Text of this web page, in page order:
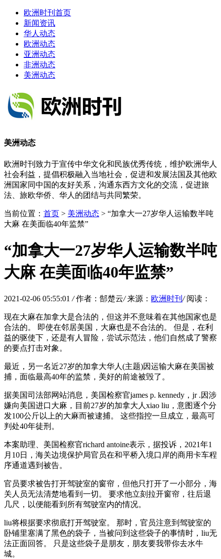
欧洲时刊首页
新闻资讯
华人动态
欧洲动态
亚洲动态
非洲动态
美洲动态
美洲动态
欧洲时刊致力于宣传中华文化和民族优秀传统，维护欧洲华人
社会利益，提倡积极融入当地社会，促进和发展法国及其他欧
洲国家同中国的友好关系，沟通东西方文化的交流，促进旅
法、旅欧华侨、华人的团结与共同繁荣。
当前位置： 首页 > 美洲动态 > “加拿大一27岁华人运输数半吨
大麻 在美面临40年监禁”
“加拿大一27岁华人运输数半吨
大麻 在美面临40年监禁”
2021-02-06 05:55:01/ 作者：郜楚云/ 来源： 欧洲时刊/ 阅读：
现在大麻在加拿大是合法的，但这并不意味着在其他国家也是
合法的。 即使在邻居美国，大麻也是不合法的。 但是，在利
益的驱使下，还是有人冒险，尝试示范法，他们自然成了警察
的要点打击对象。
最近，另一名近27岁的加拿大华人(主题)因运输大麻在美国被
捕，面临最高40年的监禁，美好的前途被毁了。
据美国司法部网站消息，美国检察官james p. kennedy，jr .因涉
嫌向美国进口大麻，目前27岁的加拿大人xiao liu，意图逐个分
发100公斤以上的大麻而被逮捕。 这些指控一旦成立，最高可
判处40年徒刑。
本案助理、美国检察官richard antoine表示，据投诉，2021年1
月10日，海关边境保护局官员在和平桥入境口岸的商用卡车程
序通道遇到被告。
官员要求被告打开驾驶室的窗帘，但他只打开了一小部分，海
关人员无法清楚地看到一切。 要求他立刻拉开窗帘，往后退
几尺，以便能看到所有驾驶室内的情况。
liu将根据要求彻底打开驾驶室。 那时，官员注意到驾驶室的
卧铺里塞满了黑色的袋子，当被问到这些袋子的事情时，liu无
法正面回答。 只是这些袋子是朋友，朋友要我带你去水牛
城。